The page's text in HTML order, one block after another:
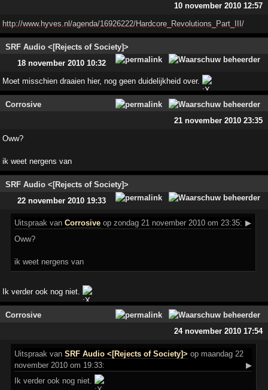
10 november 2010 12:57
http://www.hyves.nl/agenda/16926222/Hardcore_Revolutions_Part_III/
SRF Audio <[Rejects of Society]>
18 november 2010 10:32
Moet misschien draaien hier, nog geen duidelijkheid over.
Corrosive
21 november 2010 23:35
Oww?
ik weet nergens van
SRF Audio <[Rejects of Society]>
22 november 2010 19:33
Uitspraak vanCorrosive op zondag 21 november 2010 om 23:35: ▶
Oww?
ik weet nergens van
Ik verder ook nog niet.
Corrosive
24 november 2010 17:54
Uitspraak vanSRF Audio <[Rejects of Society]> op maandag 22
november 2010 om 19:33:
▶
Ik verder ook nog niet.